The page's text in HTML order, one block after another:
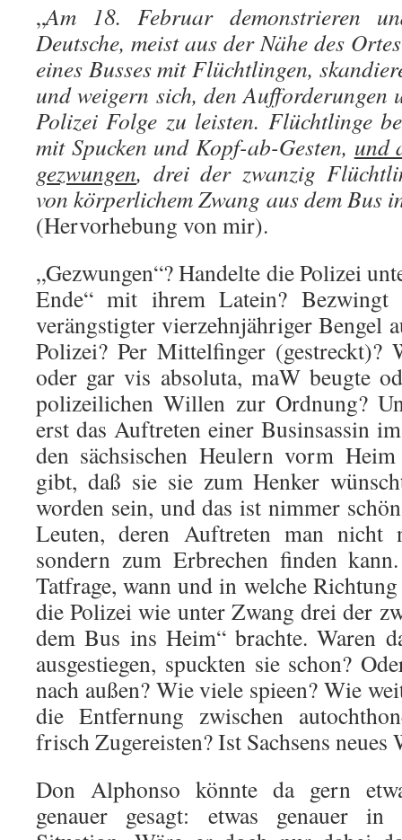
„Am 18. Februar demonstrieren
Deutsche, meist aus der Nähe des
eines Busses mit Flüchtlingen,
und weigern sich, den Aufforderungen
Polizei Folge zu leisten. Flüchtlinge
mit Spucken und Kopf-ab-Gesten, und
gezwungen, drei der zwanzig
von körperlichem Zwang aus dem Bus
(Hervorhebung von mir).
„Gezwungen“? Handelte die Polizei
Ende“ mit ihrem Latein? Bezwingt
verängstigter vierzehnjähriger Bengel
Polizei? Per Mittelfinger (gestreckt)?
oder gar vis absoluta, maW beugte
polizeilichen Willen zur Ordnung?
erst das Auftreten einer Businsassin
den sächsischen Heulern vorm
gibt, daß sie sie zum Henker
worden sein, und das ist nimmer
Leuten, deren Auftreten man nicht
sondern zum Erbrechen finden
Tatfrage, wann und in welche
die Polizei wie unter Zwang drei der
dem Bus ins Heim“ brachte. Waren
ausgestiegen, spuckten sie schon?
nach außen? Wie viele spieen? Wie
die Entfernung zwischen
frisch Zugereisten? Ist Sachsens neues
Don Alphonso könnte da gern
genauer gesagt: etwas genauer